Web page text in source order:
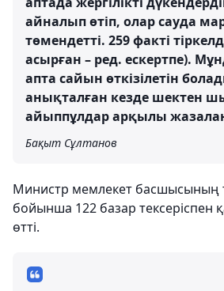
айналып өтіп, олар сауда
төмендетті. 259 факті
асырған – ред. ескертпе).
апта сайын өткізілетін
анықталған кезде шектен
айыппұлдар арқылы
Бақыт Сұлтанов
Министр мемлекет басшысының
бойынша 122 базар тексеріспен
өтті.